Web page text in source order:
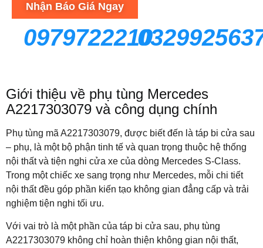
Nhận Báo Giá Ngay
0979722210
Giới thiệu về phụ tùng Mercedes
A2217303079 và công dụng chính
Phụ tùng mã A2217303079, được biết đến là táp bi cửa sau
– phụ, là một bộ phận tinh tế và quan trọng thuộc hệ thống
nội thất và tiện nghi cửa xe của dòng Mercedes S-Class.
Trong một chiếc xe sang trọng như Mercedes, mỗi chi tiết
nội thất đều góp phần kiến tạo không gian đẳng cấp và trải
nghiệm tiện nghi tối ưu.
Với vai trò là một phần của táp bi cửa sau, phụ tùng
A2217303079 không chỉ hoàn thiện không gian nội thất,